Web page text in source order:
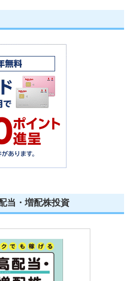
当・増配株投資